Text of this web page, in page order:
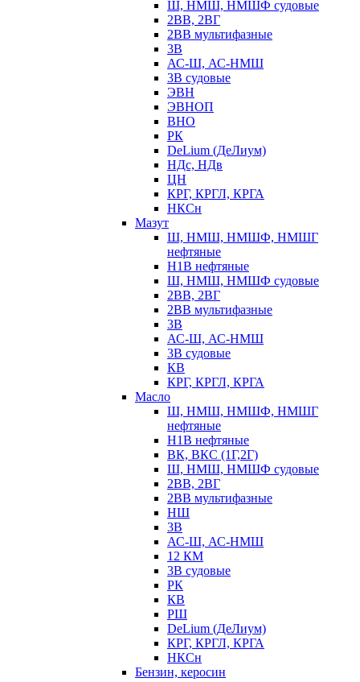
Ш, НМШ, НМШФ судовые
2ВВ, 2ВГ
2ВВ мультифазные
3В
АС-Ш, АС-НМШ
3В судовые
ЭВН
ЭВНОП
ВНО
РК
DeLium (ДеЛиум)
НДс, НДв
ЦН
КРГ, КРГЛ, КРГА
НКСн
Мазут
Ш, НМШ, НМШФ, НМШГ
нефтяные
Н1В нефтяные
Ш, НМШ, НМШФ судовые
2ВВ, 2ВГ
2ВВ мультифазные
3В
АС-Ш, АС-НМШ
3В судовые
КВ
КРГ, КРГЛ, КРГА
Масло
Ш, НМШ, НМШФ, НМШГ
нефтяные
Н1В нефтяные
ВК, ВКС (1Г,2Г)
Ш, НМШ, НМШФ судовые
2ВВ, 2ВГ
2ВВ мультифазные
НШ
3В
АС-Ш, АС-НМШ
12 КМ
3В судовые
РК
КВ
РШ
DeLium (ДеЛиум)
КРГ, КРГЛ, КРГА
НКСн
Бензин, керосин